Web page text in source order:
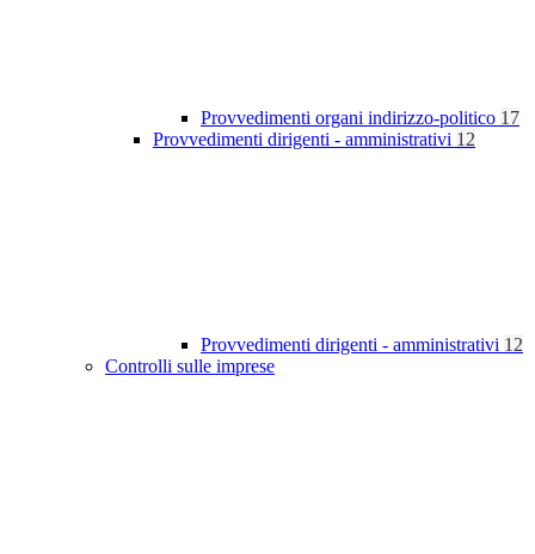
Provvedimenti organi indirizzo-politico 17
Provvedimenti dirigenti - amministrativi 12
Provvedimenti dirigenti - amministrativi 12
Controlli sulle imprese